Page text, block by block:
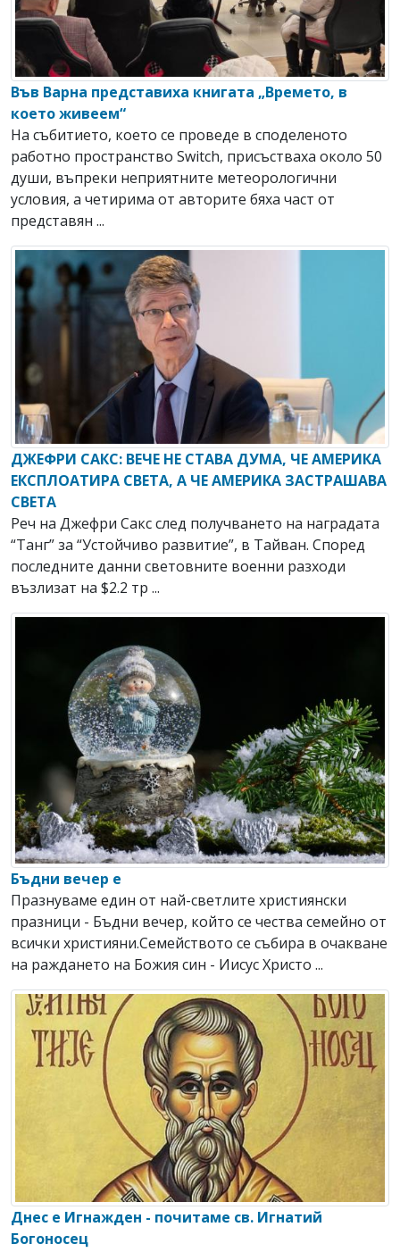
Във Варна представиха книгата „Времето, в
което живеем“
На събитието, което се проведе в споделеното
работно пространство Switch, присъстваха около 50
души, въпреки неприятните метеорологични
условия, а четирима от авторите бяха част от
представян ...
ДЖЕФРИ САКС: ВЕЧЕ НЕ СТАВА ДУМА, ЧЕ АМЕРИКА
ЕКСПЛОАТИРА СВЕТА, А ЧЕ АМЕРИКА ЗАСТРАШАВА
СВЕТА
Реч на Джефри Сакс след получването на наградата
“Танг” за “Устойчиво развитие”, в Тайван. Според
последните данни световните военни разходи
възлизат на $2.2 тр ...
Бъдни вечер е
Празнуваме един от най-светлите християнски
празници - Бъдни вечер, който се чества семейно от
всички християни.Семейството се събира в очакване
на раждането на Божия син - Иисус Христо ...
Днес е Игнажден - почитаме св. Игнатий
Богоносец